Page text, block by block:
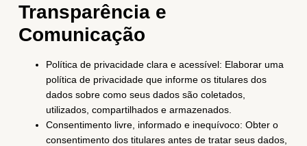
Transparência e
Comunicação
Política de privacidade clara e acessível: Elaborar uma
política de privacidade que informe os titulares dos
dados sobre como seus dados são coletados,
utilizados, compartilhados e armazenados.
Consentimento livre, informado e inequívoco: Obter o
consentimento dos titulares antes de tratar seus dados,